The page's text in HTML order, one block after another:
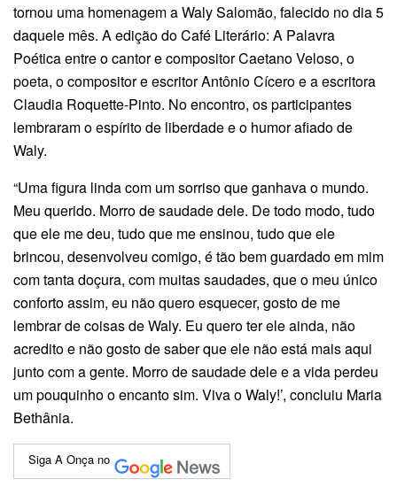
tornou uma homenagem a Waly Salomão, falecido no dia 5
daquele mês. A edição do Café Literário: A Palavra
Poética entre o cantor e compositor Caetano Veloso, o
poeta, o compositor e escritor Antônio Cícero e a escritora
Claudia Roquette-Pinto. No encontro, os participantes
lembraram o espírito de liberdade e o humor afiado de
Waly.
“Uma figura linda com um sorriso que ganhava o mundo.
Meu querido. Morro de saudade dele. De todo modo, tudo
que ele me deu, tudo que me ensinou, tudo que ele
brincou, desenvolveu comigo, é tão bem guardado em mim
com tanta doçura, com muitas saudades, que o meu único
conforto assim, eu não quero esquecer, gosto de me
lembrar de coisas de Waly. Eu quero ter ele ainda, não
acredito e não gosto de saber que ele não está mais aqui
junto com a gente. Morro de saudade dele e a vida perdeu
um pouquinho o encanto sim. Viva o Waly!’, concluiu Maria
Bethânia.
Siga A Onça no